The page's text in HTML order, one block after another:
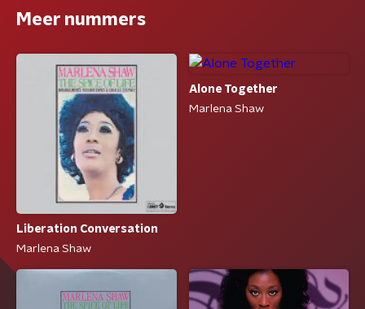
Meer nummers
Liberation Conversation
Marlena Shaw
Alone Together
Marlena Shaw